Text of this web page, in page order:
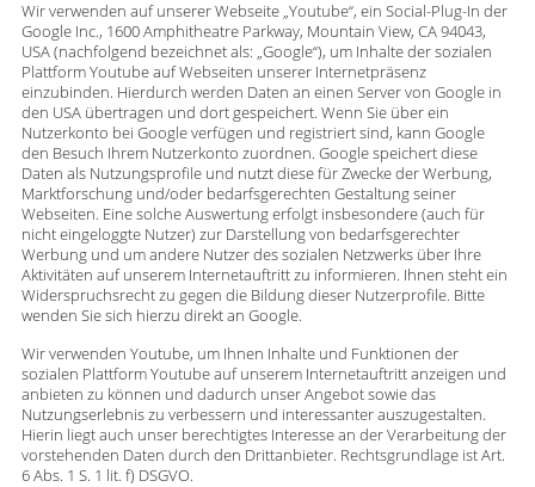
Wir verwenden auf unserer Webseite „Youtube“, ein Social-Plug-In der
Google Inc., 1600 Amphitheatre Parkway, Mountain View, CA 94043,
USA (nachfolgend bezeichnet als: „Google“), um Inhalte der sozialen
Plattform Youtube auf Webseiten unserer Internetpräsenz
einzubinden. Hierdurch werden Daten an einen Server von Google in
den USA übertragen und dort gespeichert. Wenn Sie über ein
Nutzerkonto bei Google verfügen und registriert sind, kann Google
den Besuch Ihrem Nutzerkonto zuordnen. Google speichert diese
Daten als Nutzungsprofile und nutzt diese für Zwecke der Werbung,
Marktforschung und/oder bedarfsgerechten Gestaltung seiner
Webseiten. Eine solche Auswertung erfolgt insbesondere (auch für
nicht eingeloggte Nutzer) zur Darstellung von bedarfsgerechter
Werbung und um andere Nutzer des sozialen Netzwerks über Ihre
Aktivitäten auf unserem Internetauftritt zu informieren. Ihnen steht ein
Widerspruchsrecht zu gegen die Bildung dieser Nutzerprofile. Bitte
wenden Sie sich hierzu direkt an Google.
Wir verwenden Youtube, um Ihnen Inhalte und Funktionen der
sozialen Plattform Youtube auf unserem Internetauftritt anzeigen und
anbieten zu können und dadurch unser Angebot sowie das
Nutzungserlebnis zu verbessern und interessanter auszugestalten.
Hierin liegt auch unser berechtigtes Interesse an der Verarbeitung der
vorstehenden Daten durch den Drittanbieter. Rechtsgrundlage ist Art.
6 Abs. 1 S. 1 lit. f) DSGVO.